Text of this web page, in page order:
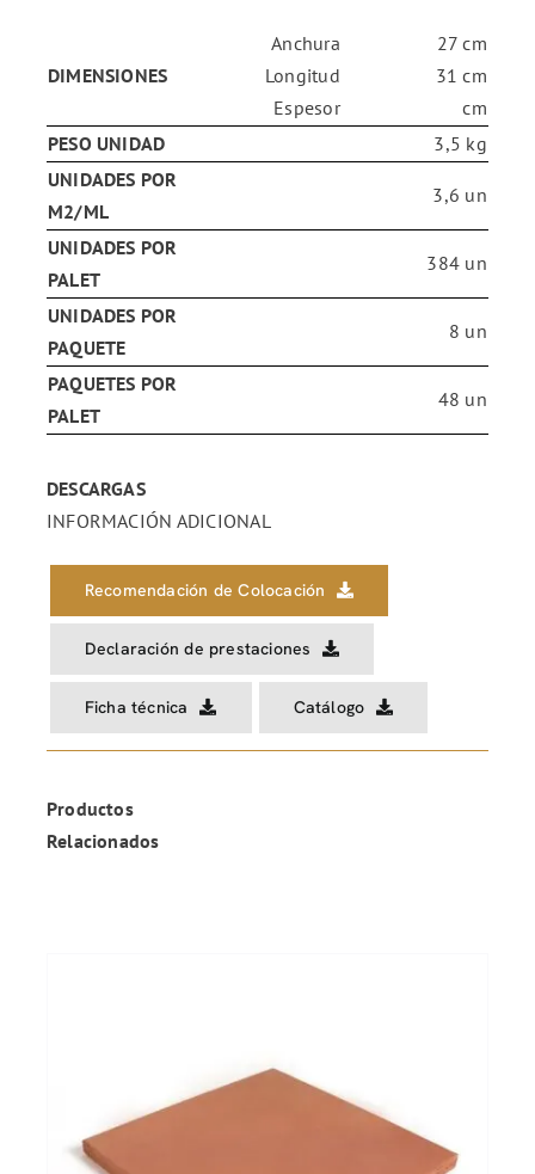
DIMENSIONES
Anchura
Longitud
Espesor
27 cm
31 cm
cm
PESO UNIDAD
3,5 kg
UNIDADES POR
M2/ML
3,6 un
UNIDADES POR
PALET
384 un
UNIDADES POR
PAQUETE
8 un
PAQUETES POR
PALET
48 un
DESCARGAS
INFORMACIÓN ADICIONAL
Recomendación de Colocación
Declaración de prestaciones
Ficha técnica Catálogo
Productos
Relacionados